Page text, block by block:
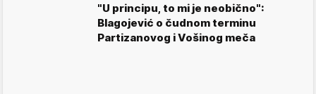
"U principu, to mi je neobično":
Blagojević o čudnom terminu
Partizanovog i Vošinog meča